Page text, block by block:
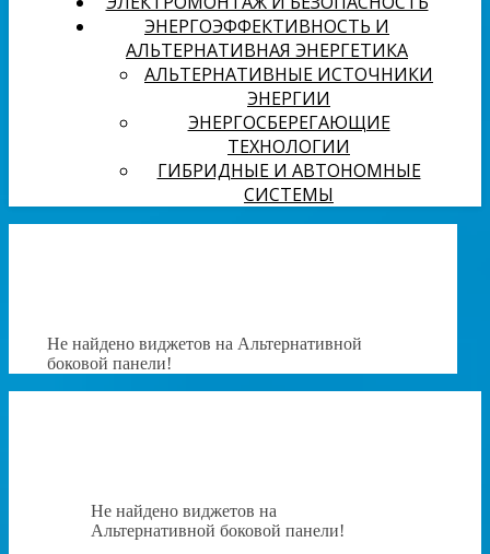
ЭНЕРГОЭФФЕКТИВНОСТЬ И
АЛЬТЕРНАТИВНАЯ ЭНЕРГЕТИКА
АЛЬТЕРНАТИВНЫЕ ИСТОЧНИКИ
ЭНЕРГИИ
ЭНЕРГОСБЕРЕГАЮЩИЕ
ТЕХНОЛОГИИ
ГИБРИДНЫЕ И АВТОНОМНЫЕ
СИСТЕМЫ
Не найдено виджетов на Альтернативной
боковой панели!
Не найдено виджетов на
Альтернативной боковой панели!